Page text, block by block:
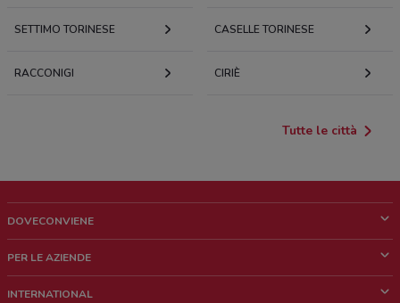
SETTIMO TORINESE CASELLE TORINESE
RACCONIGI CIRIÈ
Tutte le città
DOVECONVIENE
Chi siamo
PER LE AZIENDE
INTERNATIONAL